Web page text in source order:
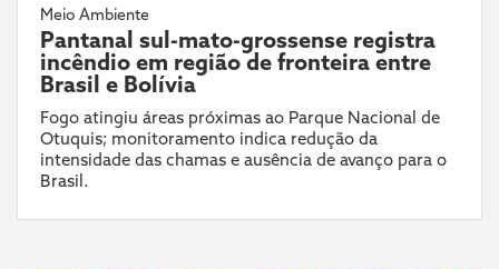
Meio Ambiente
Pantanal sul-mato-grossense registra
incêndio em região de fronteira entre
Brasil e Bolívia
Fogo atingiu áreas próximas ao Parque Nacional de
Otuquis; monitoramento indica redução da
intensidade das chamas e ausência de avanço para o
Brasil.